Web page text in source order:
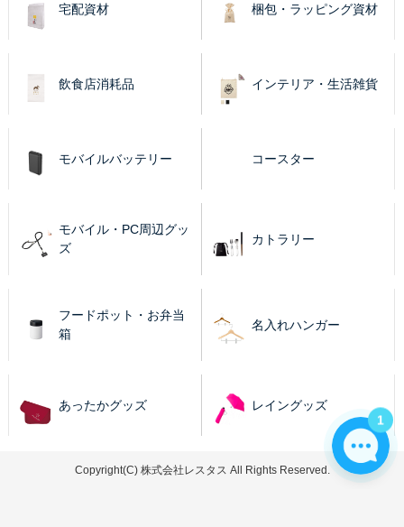
宅配資材 梱包・ラッピング資材
飲食店消耗品 インテリア・生活雑貨
モバイルバッテリー コースター
モバイル・PC周辺グッ
ズ
カトラリー
フードポット・お弁当
箱
名入れハンガー
あったかグッズ レイングッズ
Copyright(C) 株式会社レスタス All Rights Reserved.
1